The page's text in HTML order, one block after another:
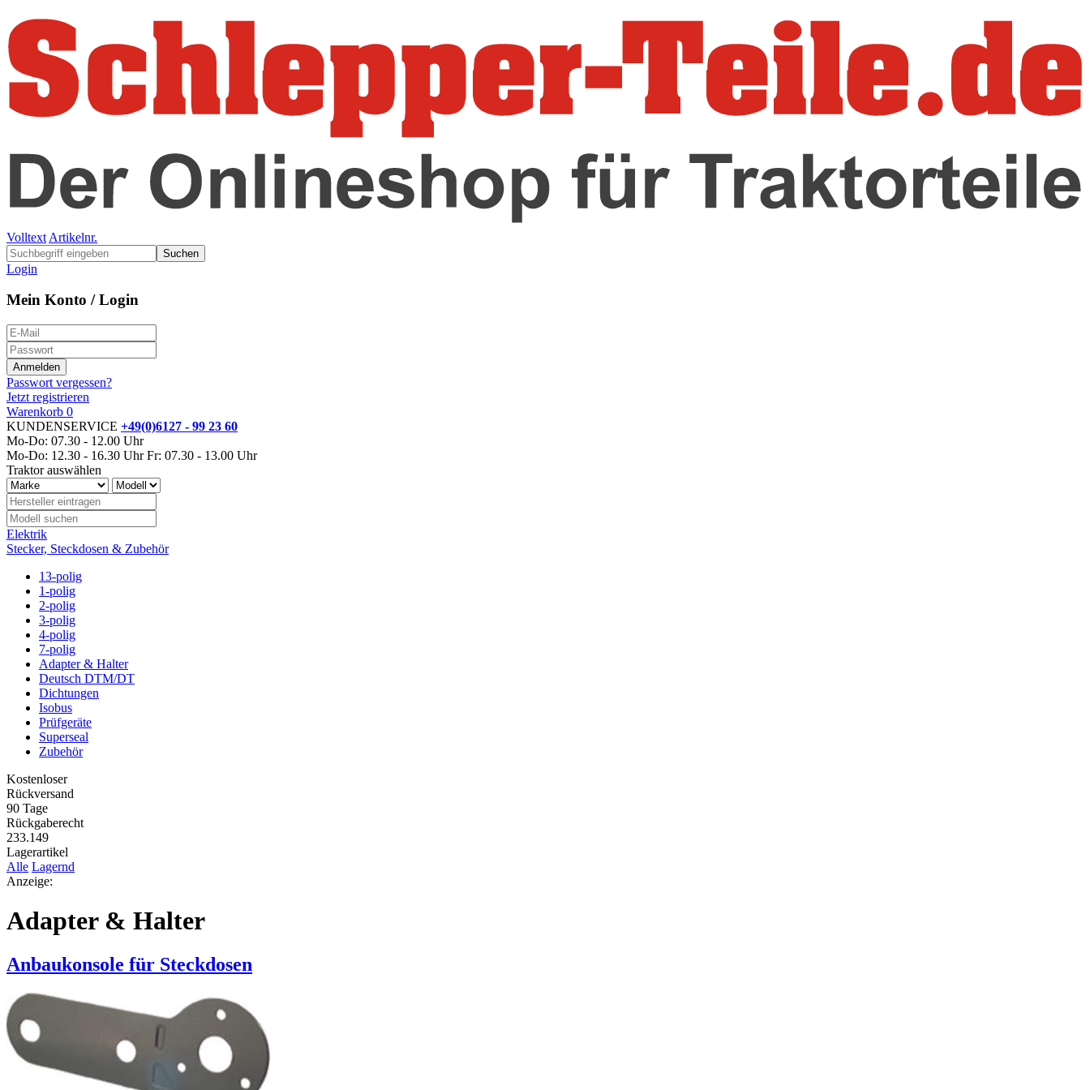
Volltext Artikelnr.
Suchen
Login
Mein Konto / Login
Passwort vergessen?
Jetzt registrieren
Warenkorb 0
KUNDENSERVICE +49(0)6127 - 99 23 60
Mo-Do: 07.30 - 12.00 Uhr
Mo-Do: 12.30 - 16.30 Uhr Fr: 07.30 - 13.00 Uhr
Traktor auswählen
Elektrik
Stecker, Steckdosen & Zubehör
13-polig
1-polig
2-polig
3-polig
4-polig
7-polig
Adapter & Halter
Deutsch DTM/DT
Dichtungen
Isobus
Prüfgeräte
Superseal
Zubehör
Kostenloser
Rückversand
90 Tage
Rückgaberecht
233.149
Lagerartikel
Alle Lagernd
Anzeige:
Adapter & Halter
Anbaukonsole für Steckdosen